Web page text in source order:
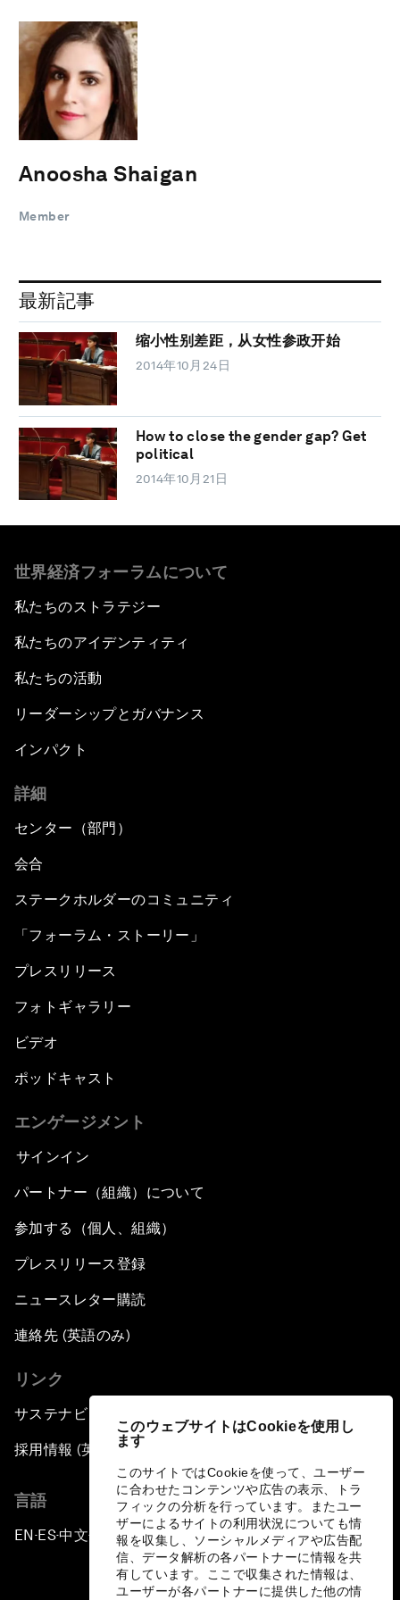
このウェブサイトはCookieを使用し
ます
このサイトではCookieを使って、ユーザー
に合わせたコンテンツや広告の表示、トラ
フィックの分析を行っています。またユー
ザーによるサイトの利用状況についても情
報を収集し、ソーシャルメディアや広告配
信、データ解析の各パートナーに情報を共
有しています。ここで収集された情報は、
ユーザーが各パートナーに提供した他の情
Anoosha Shaigan
Member
最新記事
缩小性别差距，从女性参政开始
2014年10月24日
How to close the gender gap? Get
political
2014年10月21日
世界経済フォーラムについて
私たちのストラテジー
私たちのアイデンティティ
私たちの活動
リーダーシップとガバナンス
インパクト
詳細
センター（部門）
会合
ステークホルダーのコミュニティ
「フォーラム・ストーリー」
プレスリリース
フォトギャラリー
ビデオ
ポッドキャスト
エンゲージメント
サインイン
パートナー（組織）について
参加する（個人、組織）
プレスリリース登録
ニュースレター購読
連絡先 (英語のみ)
リンク
サステナビリティへの取り組み
採用情報 (英語のみ)
言語
EN ▪ES▪中文▪ 日本語